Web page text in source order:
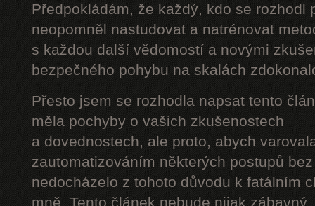
Předpokládám, že každý, kdo se rozhodl
neopomněl nastudovat a natrénovat
s každou další vědomostí a novými
bezpečného pohybu na skalách
Přesto jsem se rozhodla napsat tento
měla pochyby o vašich zkušenostech
a dovednostech, ale proto, abych
zautomatizováním některých postupů
nedocházelo z tohoto důvodu k fatálním
mně. Tento článek nebude nijak